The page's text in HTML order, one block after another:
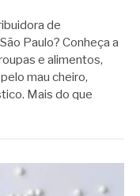
de
Paulo? Conheça a
e alimentos,
mau cheiro,
Mais do que